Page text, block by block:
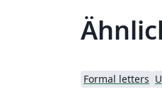
Formal letters